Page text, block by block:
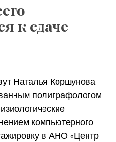
к сдаче
Наталья Коршунова,
полиграфологом
компьютерного
в АНО «Центр